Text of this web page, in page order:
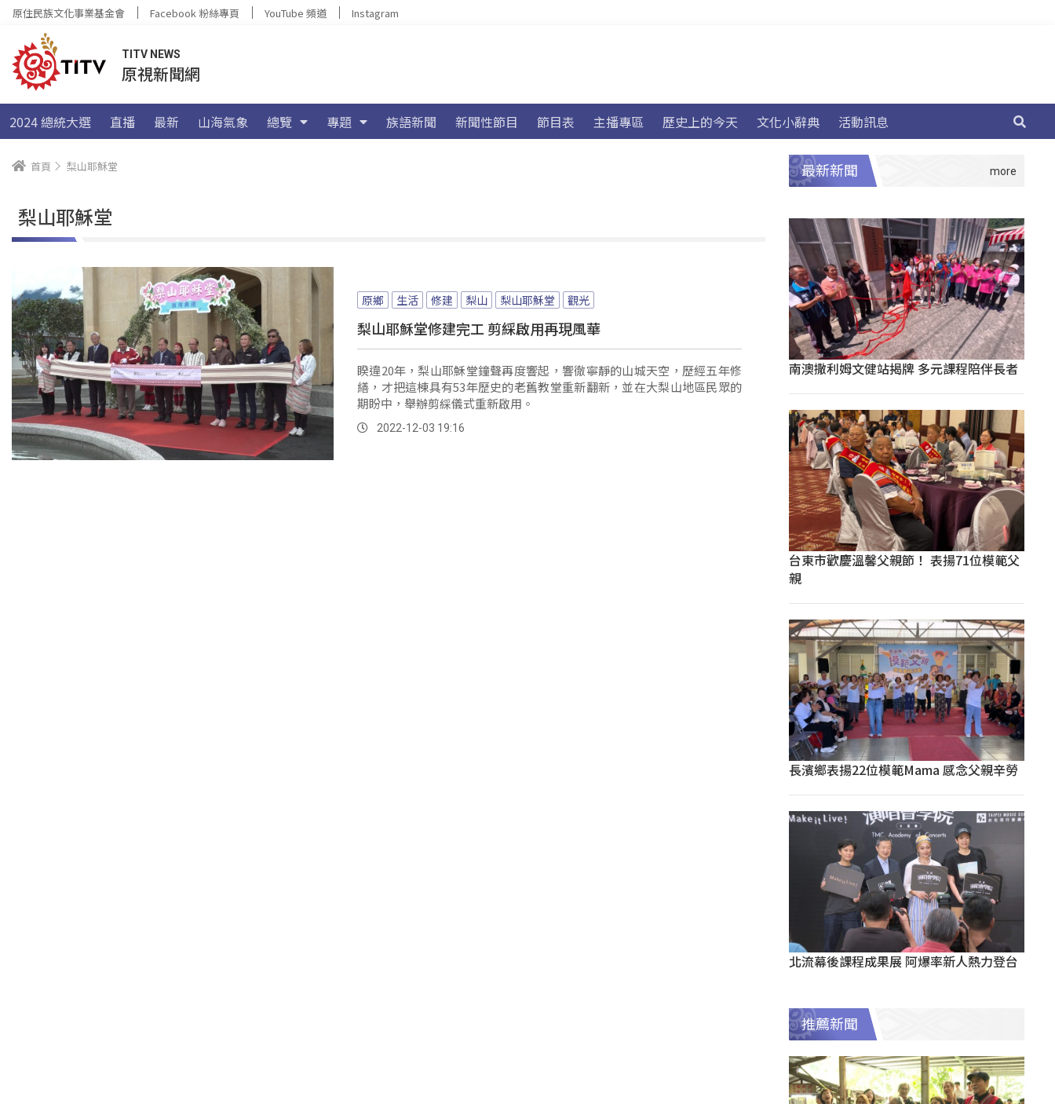
原住民族文化事業基金會 Facebook 粉絲專頁 YouTube 頻道 Instagram
TITV NEWS
原視新聞網
2024 總統大選 直播 最新 山海氣象 總覽 專題 族語新聞 新聞性節目 節目表 主播專區 歷史上的今天 文化小辭典 活動訊息
首頁 梨山耶穌堂
梨山耶穌堂
原鄉 生活 修建 梨山 梨山耶穌堂 觀光
梨山耶穌堂修建完工 剪綵啟用再現風華
睽違20年，梨山耶穌堂鐘聲再度響起，響徹寧靜的山城天空，歷經五年修
繕，才把這棟具有53年歷史的老舊教堂重新翻新，並在大梨山地區民眾的
期盼中，舉辦剪綵儀式重新啟用。
2022-12-03 19:16
最新新聞
南澳撒利姆文健站揭牌 多元課程陪伴長者
台東市歡慶溫馨父親節！ 表揚71位模範父
親
長濱鄉表揚22位模範Mama 感念父親辛勞
北流幕後課程成果展 阿爆率新人熱力登台
推薦新聞